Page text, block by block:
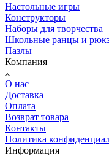
Настольные игры
Конструкторы
Наборы для творчества
Школьные ранцы и
Пазлы
Компания
О нас
Доставка
Оплата
Возврат товара
Контакты
Политика
Информация